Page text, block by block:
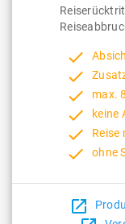
done
done
done max.
done keine
done Reise
done ohne
open_in_new